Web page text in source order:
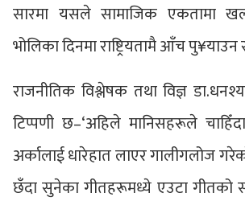
सारमा यसले सामाजिक एकतामा
भोलिका दिनमा राष्ट्रियतामै आँच
राजनीतिक विश्लेषक तथा विज्ञ
टिप्पणी छ–‘अहिले मानिसहरूले
अर्कालाई धारेहात लाएर गालीगलोज
छँदा सुनेका गीतहरूमध्ये एउटा गीतको